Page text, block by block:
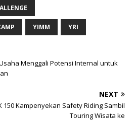
YIMM YRI
Menggali Potensi Internal untuk
NEXT
150 Kampenyekan Safety Riding Sambil
Touring Wisata ke